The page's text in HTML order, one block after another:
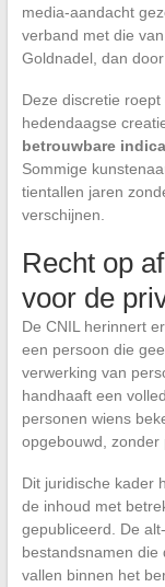
media-aandacht
verband met die
Goldnadel, dan
Deze discretie
hedendaagse
betrouwbare
Sommige
tientallen jaren
verschijnen.
Recht op
voor de
De CNIL herinnert
een persoon die
verwerking van
handhaaft een
personen wiens
opgebouwd, zonder
Dit juridische kader
de inhoud met
gepubliceerd. De
bestandsnamen die
vallen binnen het